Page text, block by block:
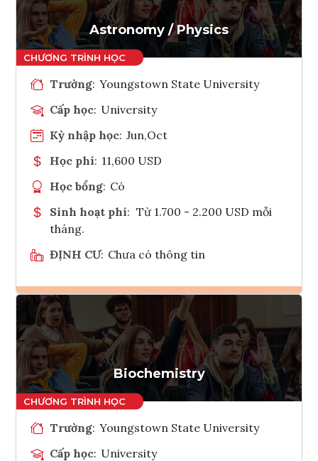
Tham vấn Interlink
Astronomy / Physics
Trường: Youngstown State University
Cấp học: University
Kỳ nhập học: Jun,Oct
Học phí: 11,600 USD
Học bổng: Có
Sinh hoạt phí: Từ 1.700 - 2.200 USD mỗi
tháng.
ĐỊNH CƯ: Chưa có thông tin
Ghi danh
Tham vấn Interlink
Biochemistry
Trường: Youngstown State University
Cấp học: University